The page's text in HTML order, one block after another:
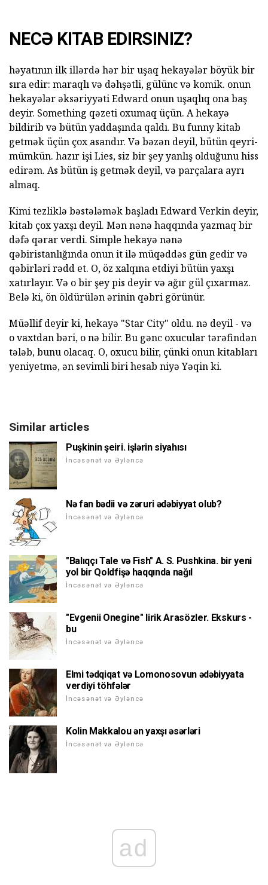
NECƏ KITAB EDIRSINIZ?
həyatının ilk illərdə hər bir uşaq hekayələr böyük bir
sıra edir: maraqlı və dəhşətli, gülünc və komik. onun
hekayələr əksəriyyəti Edward onun uşaqlıq ona baş
deyir. Something qəzeti oxumaq üçün. A hekayə
bildirib və bütün yaddaşında qaldı. Bu funny kitab
getmək üçün çox asandır. Və bəzən deyil, bütün qeyri-
mümkün. hazır işi Lies, siz bir şey yanlış olduğunu hiss
edirəm. As bütün iş getmək deyil, və parçalara ayrı
almaq.
Kimi tezliklə bəstələmək başladı Edward Verkin deyir,
kitab çox yaxşı deyil. Mən nənə haqqında yazmaq bir
dəfə qərar verdi. Simple hekayə nənə
qəbiristanlığında onun it ilə müqəddəs gün gedir və
qəbirləri rədd et. O, öz xalqına etdiyi bütün yaxşı
xatırlayır. Və o bir şey pis deyir və ağır gül çıxarmaz.
Belə ki, ön öldürülən ərinin qəbri görünür.
Müəllif deyir ki, hekayə "Star City" oldu. nə deyil - və
o vaxtdan bəri, o nə bilir. Bu gənc oxucular tərəfindən
tələb, bunu olacaq. O, oxucu bilir, çünki onun kitabları
yeniyetmə, ən sevimli biri hesab niyə Yəqin ki.
Similar articles
Puşkinin şeiri. işlərin siyahısı
İncəsənət və Əyləncə
Nə fan bədii və zəruri ədəbiyyat olub?
İncəsənət və Əyləncə
"Balıqçı Tale və Fish" A. S. Pushkina. bir yeni
yol bir Qoldfişə haqqında nağıl
İncəsənət və Əyləncə
"Evgenii Onegine" lirik Arasözler. Ekskurs -
bu
İncəsənət və Əyləncə
Elmi tədqiqat və Lomonosovun ədəbiyyata
verdiyi töhfələr
İncəsənət və Əyləncə
Kolin Makkalou ən yaxşı əsərləri
İncəsənət və Əyləncə
ad